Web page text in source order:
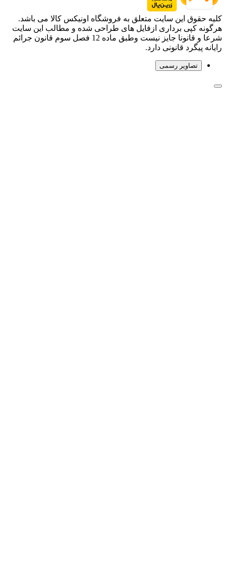
کلیه حقوق این سایت متعلق به فروشگاه اونیکس کالا می باشد.
هرگونه کپی برداری ازفایل های طراحی شده و مطالب این سایت
شرعا و قانونا جایز نیست وطبق ماده 12 فصل سوم قانون جرائم
رایانه پیگرد قانونی دارد.
تصاویر رسمی